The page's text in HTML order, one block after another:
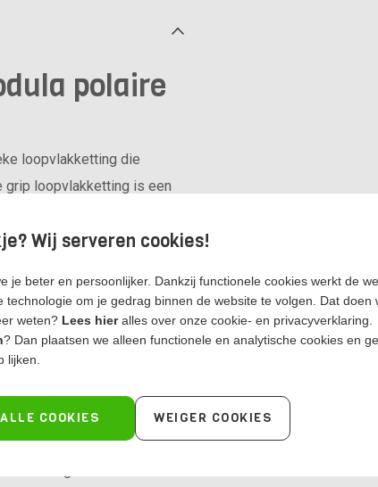
polaire
loopvlakketting die
grip loopvlakketting is een
deze in een makkelijke
is automatisch
de band er niet meer
grip 255/30R19
meer
deze voertuigen zeer
worden gebruikt mogen er
komen in
Wij serveren cookies!
je beter en persoonlijker. Dankzij functionele cookies werkt de
technologie om je gedrag binnen de website te volgen. Dat doen
weten? Lees hier alles over onze cookie- en privacyverklaring.
? Dan plaatsen we alleen functionele en analytische cookies en
lijken.
COOKIES WEIGER COOKIES